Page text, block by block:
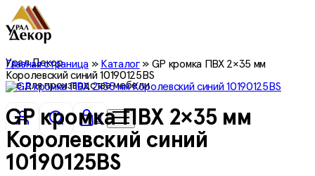
Урал Декор
все для производства мебели
0
Главная страница» Каталог» GP кромка ПВХ 2×35 мм
Королевский синий 10190125BS
GP кромка ПВХ 2×35 мм
Королевский синий
10190125BS